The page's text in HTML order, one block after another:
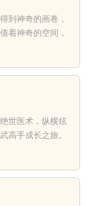
到神奇的画卷，
着神奇的空间，
世医术，纵横炫
高手成长之旅。